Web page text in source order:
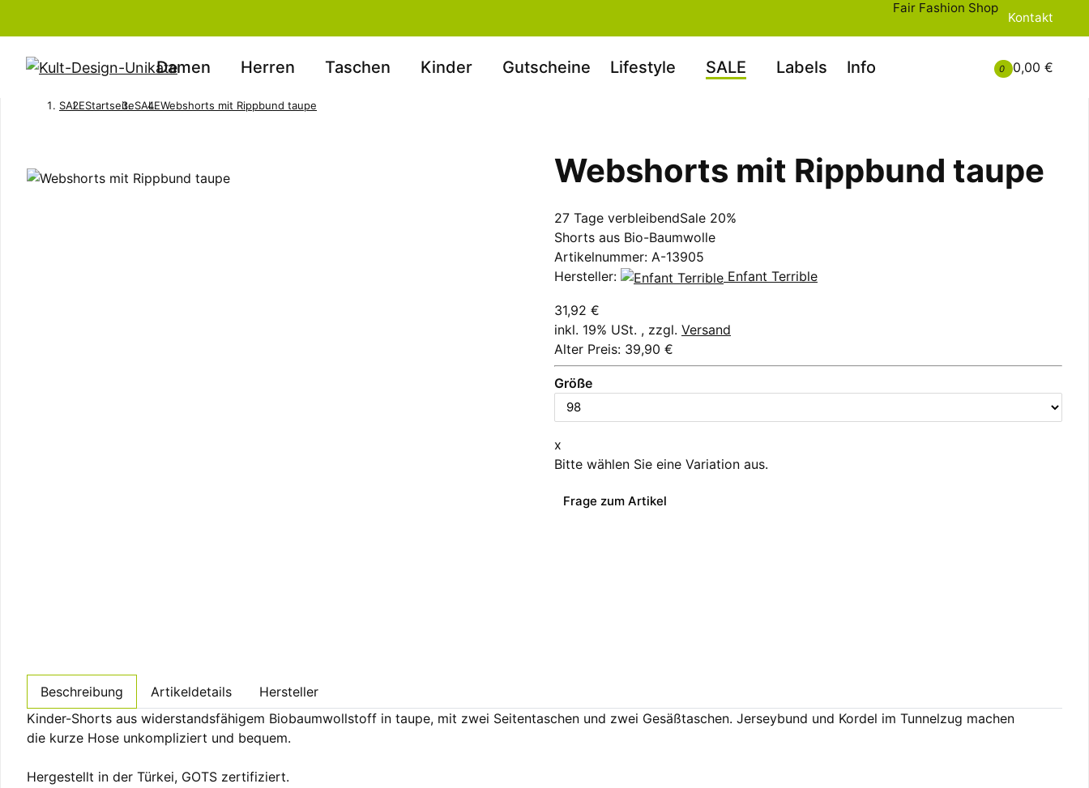
Kontakt
Fair Fashion Shop
0 0,00 €
Damen Herren Taschen Kinder Gutscheine Lifestyle SALE Labels Info
SALEStartseiteSALEWebshorts mit Rippbund taupe
Webshorts mit Rippbund taupe
27 Tage verbleibendSale 20%
Shorts aus Bio-Baumwolle
Artikelnummer: A-13905
Hersteller:
Enfant Terrible
31,92 €
inkl. 19% USt. , zzgl. Versand
Alter Preis: 39,90 €
Größe
x
Bitte wählen Sie eine Variation aus.
Frage zum Artikel
Beschreibung Artikeldetails
Hersteller
Kinder-Shorts aus widerstandsfähigem Biobaumwollstoff in taupe, mit zwei Seitentaschen und zwei Gesäßtaschen. Jerseybund und Kordel im Tunnelzug machen
die kurze Hose unkompliziert und bequem.
Hergestellt in der Türkei, GOTS zertifiziert.